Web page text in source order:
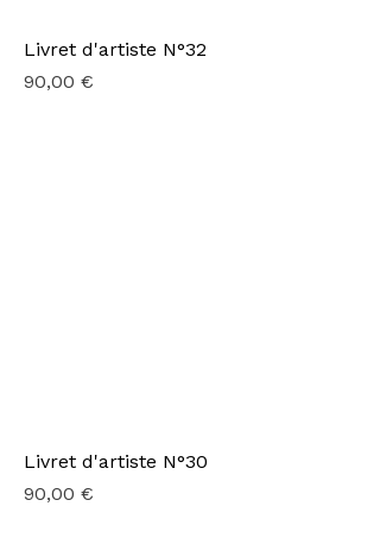
Livret d'artiste N°32
Prix
90,00 €
Livret d'artiste N°30
Prix
90,00 €